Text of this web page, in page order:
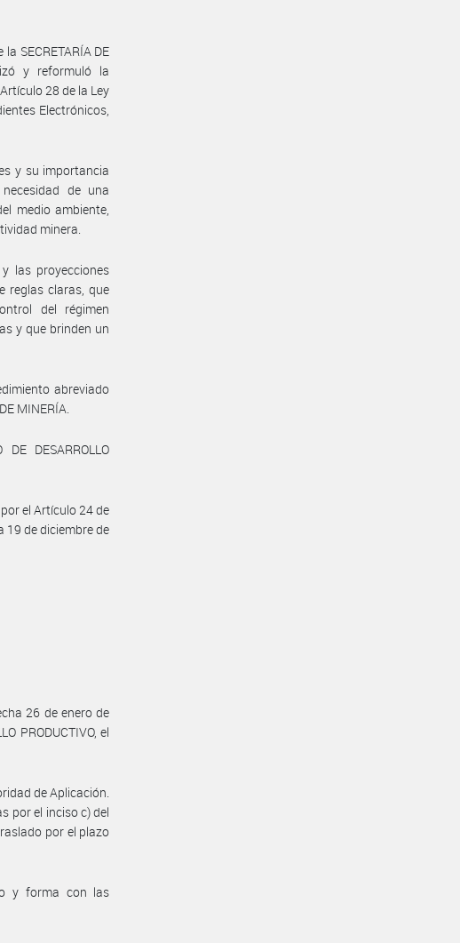
SECRETARÍA DE
y reformuló la
28 de la Ley
Electrónicos,
y su importancia
de una
medio ambiente,
minera.
las proyecciones
reglas claras, que
del régimen
y que brinden un
abreviado
MINERÍA.
DESARROLLO
el Artículo 24 de
19 de diciembre de
26 de enero de
PRODUCTIVO, el
de Aplicación.
por el inciso c) del
por el plazo
y forma con las